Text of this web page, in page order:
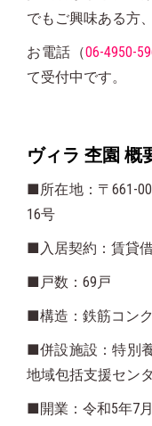
でもご興味ある方
お電話（06-4950-
て受付中です。
ヴィラ 杢園 概
■所在地：〒661-
16号
■入居契約：賃貸
■戸数：69戸
■構造：鉄筋コン
■併設施設：特別
地域包括支援セン
■開業：令和5年7月